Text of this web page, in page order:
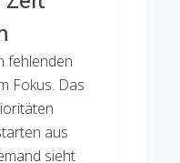
fehlenden
Fokus. Das
aus
sieht